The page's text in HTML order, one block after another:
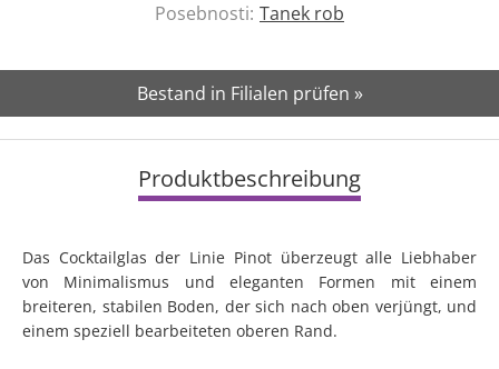
Posebnosti: Tanek rob
Bestand in Filialen prüfen »
Produktbeschreibung
Das Cocktailglas der Linie Pinot überzeugt alle Liebhaber
von Minimalismus und eleganten Formen mit einem
breiteren, stabilen Boden, der sich nach oben verjüngt, und
einem speziell bearbeiteten oberen Rand.